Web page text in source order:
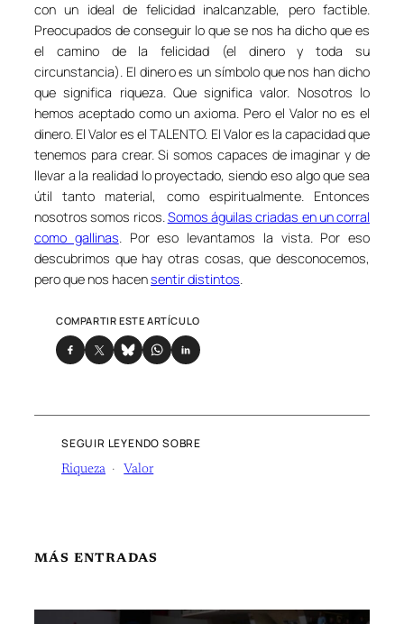
con un ideal de felicidad inalcanzable, pero factible.
Preocupados de conseguir lo que se nos ha dicho que es
el camino de la felicidad (el dinero y toda su
circunstancia). El dinero es un símbolo que nos han dicho
que significa riqueza. Que significa valor. Nosotros lo
hemos aceptado como un axioma. Pero el Valor no es el
dinero. El Valor es el TALENTO. El Valor es la capacidad que
tenemos para crear. Si somos capaces de imaginar y de
llevar a la realidad lo proyectado, siendo eso algo que sea
útil tanto material, como espiritualmente. Entonces
nosotros somos ricos.Somos águilas criadas en un corral
como gallinas. Por eso levantamos la vista. Por eso
descubrimos que hay otras cosas, que desconocemos,
pero que nos hacensentir distintos.
COMPARTIR ESTE ARTÍCULO
SEGUIR LEYENDO SOBRE
Riqueza Valor
MÁS ENTRADAS